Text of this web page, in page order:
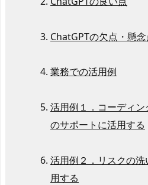
ChatGPTの欠点・懸
業務での活用例
活用例１．コーディ
のサポートに活用する
活用例２．リスクの
用する